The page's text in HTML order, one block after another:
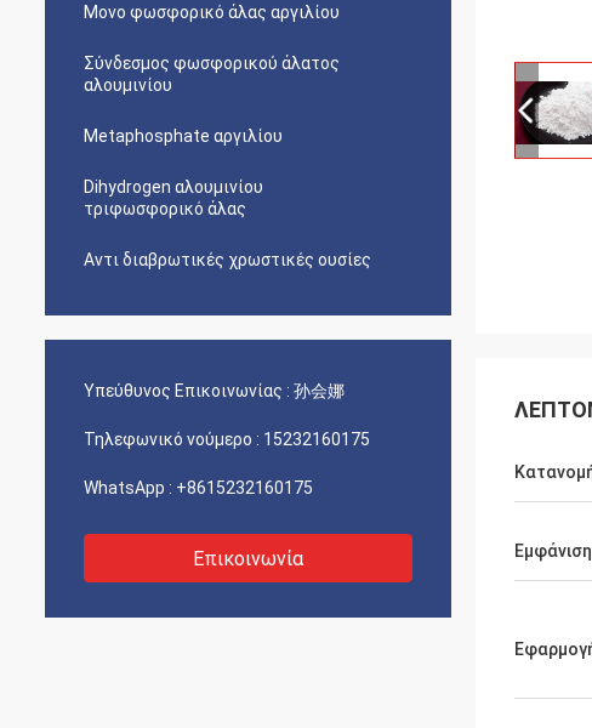
Μονο φωσφορικό άλας αργιλίου
Σύνδεσμος φωσφορικού άλατος
αλουμινίου
Metaphosphate αργιλίου
Dihydrogen αλουμινίου
τριφωσφορικό άλας
Αντι διαβρωτικές χρωστικές ουσίες
Υπεύθυνος Επικοινωνίας : 孙会娜
Τηλεφωνικό νούμερο : 15232160175
WhatsApp : +8615232160175
Επικοινωνία Εμφάνιση